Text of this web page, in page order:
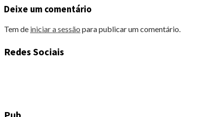
Deixe um comentário
Tem de iniciar a sessão para publicar um comentário.
Redes Sociais